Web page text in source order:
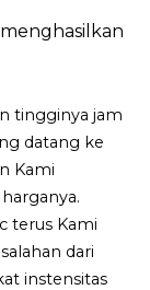
tingginya jam
datang ke
Kami
terus Kami
dari
instensitas